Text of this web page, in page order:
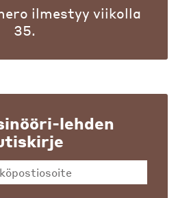
ilmestyy viikolla
35.
lehden